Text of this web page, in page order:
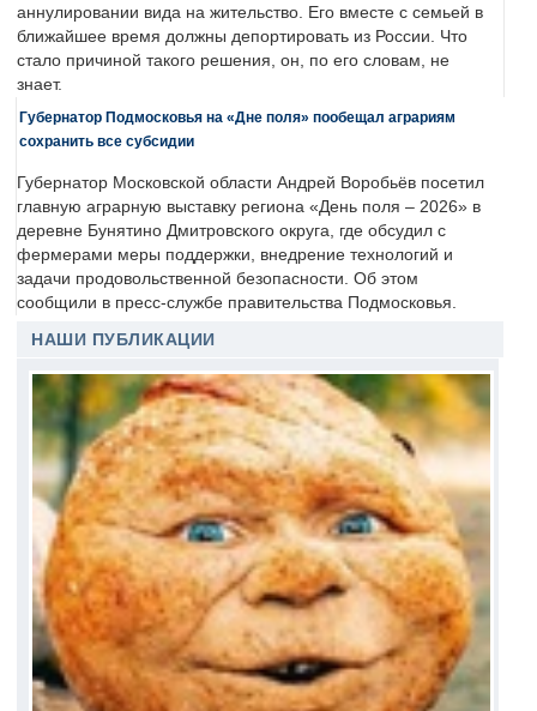
аннулировании вида на жительство. Его вместе с семьей в
ближайшее время должны депортировать из России. Что
стало причиной такого решения, он, по его словам, не
знает.
Губернатор Подмосковья на «Дне поля» пообещал аграриям
сохранить все субсидии
Губернатор Московской области Андрей Воробьёв посетил
главную аграрную выставку региона «День поля – 2026» в
деревне Бунятино Дмитровского округа, где обсудил с
фермерами меры поддержки, внедрение технологий и
задачи продовольственной безопасности. Об этом
сообщили в пресс-службе правительства Подмосковья.
НАШИ ПУБЛИКАЦИИ